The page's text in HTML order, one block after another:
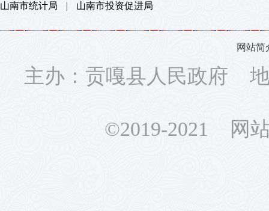
山南市统计局 山南市投资促进局
网站简
主办：贡嘎县人民政府
©2019-2021 网